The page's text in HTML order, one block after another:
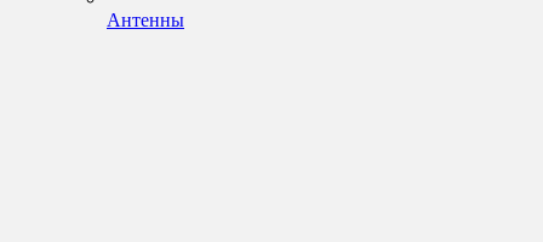
Антенны